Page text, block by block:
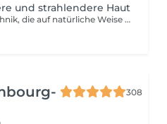
und strahlendere Haut
Microneedling, eine ästhetische Technik, die auf natürliche Weise die Produktion von Kollagen und Elastin stimuliert. Ideal zur Verbesserung der Hautstruktur, zur Verkleinerung erweiterter Poren, zur Minderung feiner Linien, Aknenarben oder Pigmentflecken. Sanfte und wirksame Methode, geeignet für alle Hauttypen. Professionelle Seren für ein optimales Ergebnis. Individuelle Beratung vor jeder Sitzung.
308